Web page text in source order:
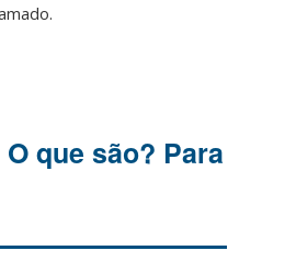
que são? Para